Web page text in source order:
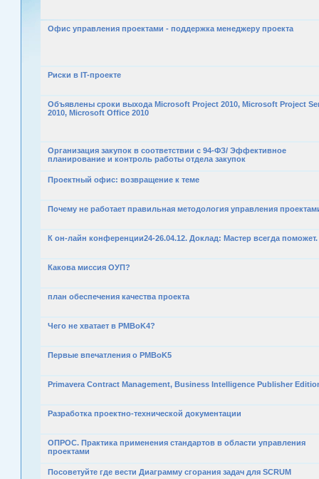
Офис управления проектами - поддержка менеджеру проекта
Риски в IT-проекте
Объявлены сроки выхода Microsoft Project 2010, Microsoft Project
2010, Microsoft Office 2010
Организация закупок в соответствии с 94-ФЗ/ Эффективное
планирование и контроль работы отдела закупок
Проектный офис: возвращение к теме
Почему не работает правильная методология управления
К он-лайн конференции24-26.04.12. Доклад: Мастер всегда поможет.
Какова миссия ОУП?
план обеспечения качества проекта
Чего не хватает в PMBoK4?
Первые впечатления о PMBoK5
Primavera Contract Management, Business Intelligence Publisher
Разработка проектно-технической документации
ОПРОС. Практика применения стандартов в области управления
проектами
Посоветуйте где вести Диаграмму сгорания задач для SCRUM